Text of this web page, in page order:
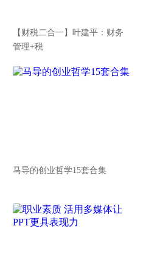
【财税二合一】叶建平：财务
管理+税
马导的创业哲学15套合集